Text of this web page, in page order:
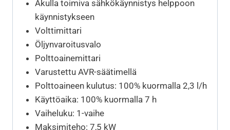
Akulla toimiva sähkökäynnistys helppoon
käynnistykseen
Volttimittari
Öljynvaroitusvalo
Polttoainemittari
Varustettu AVR-säätimellä
Polttoaineen kulutus: 100% kuormalla 2,3 l/h
Käyttöaika: 100% kuormalla 7 h
Vaiheluku: 1-vaihe
Maksimiteho: 7,5 kW